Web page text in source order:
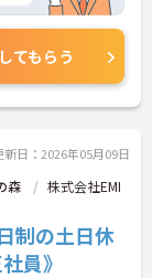
てもらう
新日：2026年05月09日
森
株式会社EMI
制の土日休
員》